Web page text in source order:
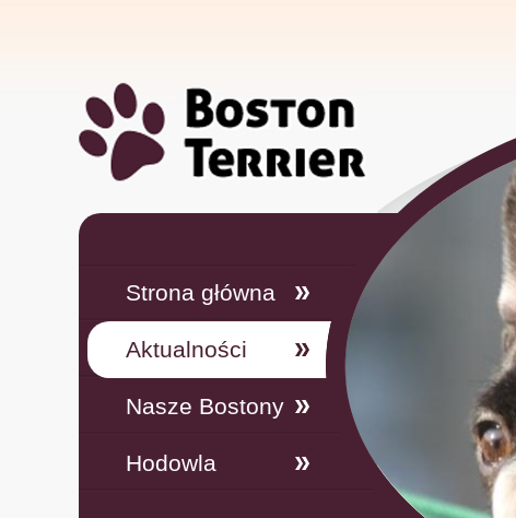
Strona główna
Aktualności
Nasze Bostony
Hodowla